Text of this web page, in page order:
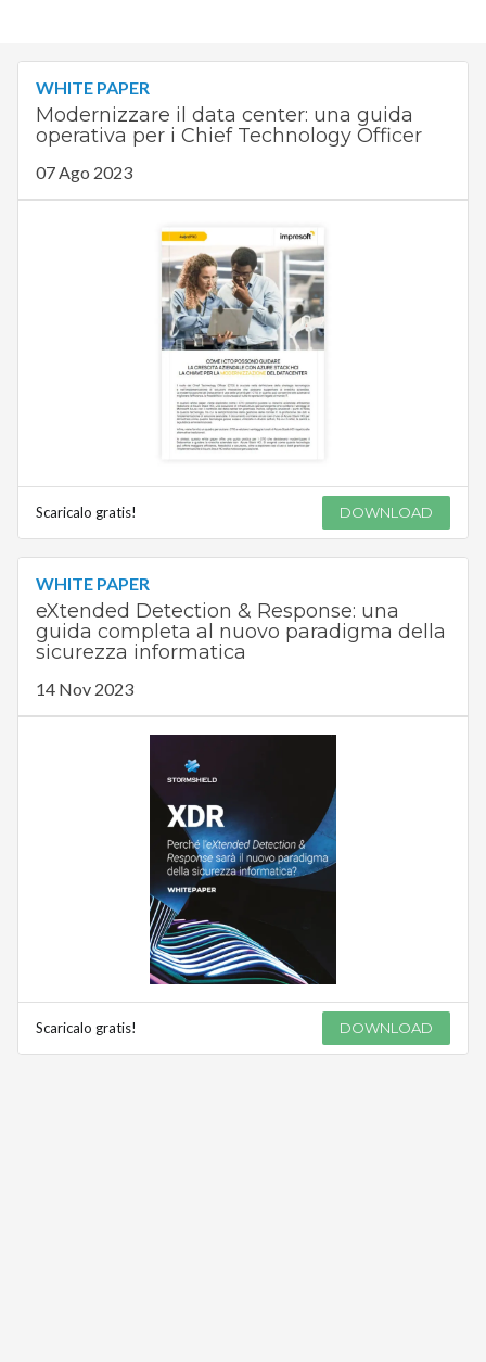
WHITE PAPER
Modernizzare il data center: una guida
operativa per i Chief Technology Officer
07 Ago 2023
Scaricalo gratis! DOWNLOAD
WHITE PAPER
eXtended Detection & Response: una
guida completa al nuovo paradigma della
sicurezza informatica
14 Nov 2023
Scaricalo gratis! DOWNLOAD